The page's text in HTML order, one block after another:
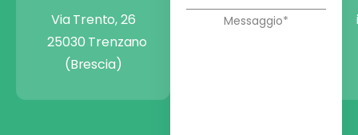
Via Trento, 26
25030 Trenzano
(Brescia)